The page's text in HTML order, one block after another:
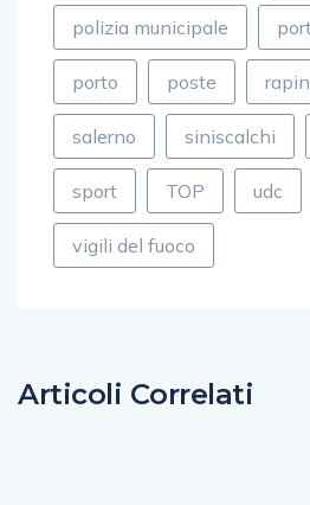
polizia municipale
porto poste
salerno siniscalchi
sport TOP udc
vigili del fuoco
Articoli Correlati